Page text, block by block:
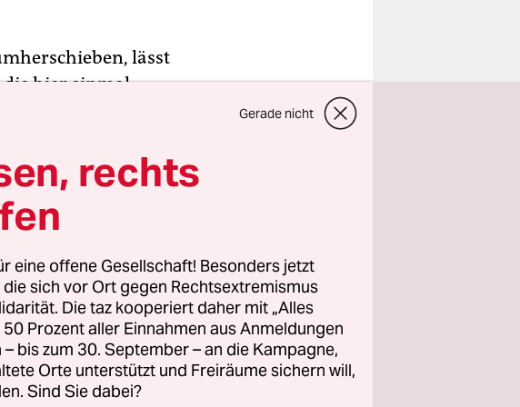
lässt
die hier einmal
und ein im
funktionsfähig –
11–14 in
den die
will.
Sarges. Sie ist
eines
angrenzt. In einem
die Initiative
. Besonders
der wenigen
Gerade nicht
rechts
eine offene Gesellschaft! Besonders jetzt
sich vor Ort gegen Rechtsextremismus
Die taz kooperiert daher mit „Alles
Prozent aller Einnahmen aus Anmeldungen
– bis zum 30. September – an die Kampagne,
Orte unterstützt und Freiräume sichern will,
Sind Sie dabei?